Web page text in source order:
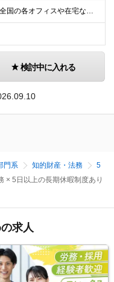
日本国内を前提に、全国の各オフィスや在宅など、働く場所をご選択いただけます。 ※詳細は選考時にご説明させて頂きます。 ※業務の必要に応じて、出社いただくこともございます。 ■本社／中央区日本橋2-7
検討中に入れる
門系 知的財産・法務
5
× 5日以上の長期休暇制度あり
求人